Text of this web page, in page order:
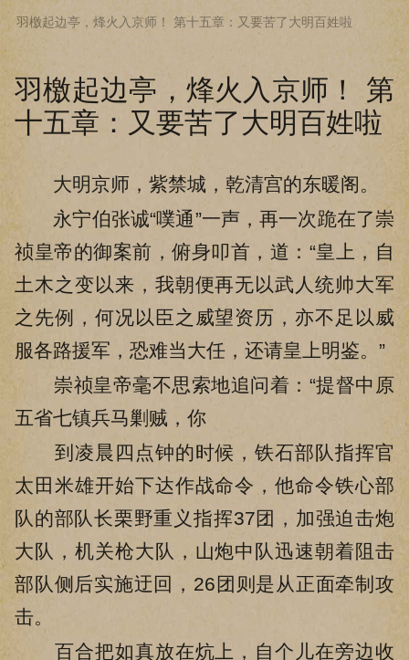
下拉阅读上一章
羽檄起边亭，烽火入京师！ 第
十五章：又要苦了大明百姓啦
大明京师，紫禁城，乾清宫的东暖阁。
永宁伯张诚“噗通”一声，再一次跪在了崇
祯皇帝的御案前，俯身叩首，道：“皇上，自
土木之变以来，我朝便再无以武人统帅大军
之先例，何况以臣之威望资历，亦不足以威
服各路援军，恐难当大任，还请皇上明鉴。”
崇祯皇帝毫不思索地追问着：“提督中原
五省七镇兵马剿贼，你
到凌晨四点钟的时候，铁石部队指挥官
太田米雄开始下达作战命令，他命令铁心部
队的部队长栗野重义指挥37团，加强迫击炮
大队，机关枪大队，山炮中队迅速朝着阻击
部队侧后实施迂回，26团则是从正面牵制攻
击。
百合把如真放在炕上，自个儿在旁边收
羽檄起边亭，烽火入京师！ 第十五章：又要苦了大明百姓啦